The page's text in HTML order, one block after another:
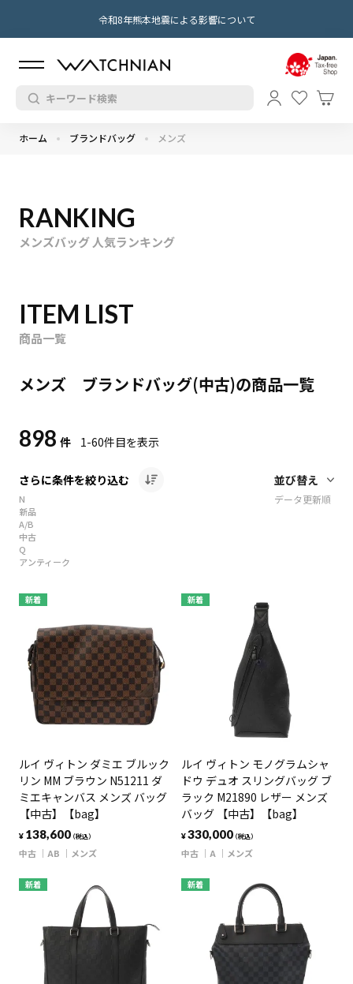
令和8年熊本地震による影響について
ホーム ブランドバッグ メンズ
RANKING
メンズバッグ 人気ランキング
ITEM LIST
商品一覧
メンズ ブランドバッグ(中古)の商品一覧
898 件 1-60件目を表示
さらに条件を絞り込む
N
新品
A/B
中古
Q
アンティーク
データ更新順
新着
ルイ ヴィトン ダミエ ブルック
リン MM ブラウン N51211 ダ
ミエキャンバス メンズ バッグ
【中古】【bag】
¥ 138,600（税込）
中古 AB メンズ
新着
ルイ ヴィトン モノグラムシャ
ドウ デュオ スリングバッグ ブ
ラック M21890 レザー メンズ
バッグ 【中古】【bag】
¥330,000（税込）
中古 A メンズ
新着 新着